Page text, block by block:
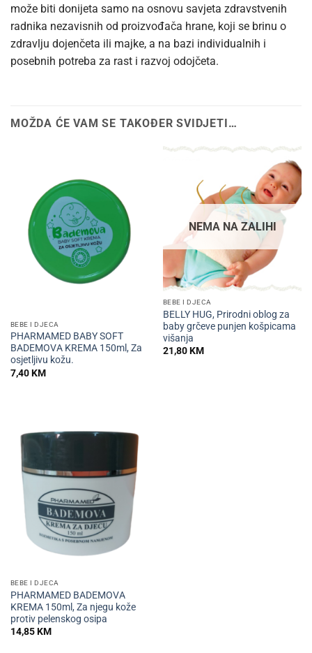
može biti donijeta samo na osnovu savjeta zdravstvenih
radnika nezavisnih od proizvođača hrane, koji se brinu o
zdravlju dojenčeta ili majke, a na bazi individualnih i
posebnih potreba za rast i razvoj odojčeta.
MOŽDA ĆE VAM SE TAKOĐER SVIDJETI…
BEBE I DJECA
PHARMAMED BABY SOFT
BADEMOVA KREMA 150ml, Za
osjetljivu kožu.
7,40KM
NEMA NA ZALIHI
BEBE I DJECA
BELLY HUG, Prirodni oblog za
baby grčeve punjen košpicama
višanja
21,80KM
BEBE I DJECA
PHARMAMED BADEMOVA
KREMA 150ml, Za njegu kože
protiv pelenskog osipa
14,85KM